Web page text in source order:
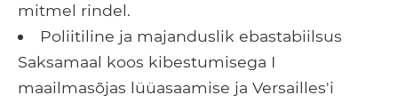
mitmel rindel.
Poliitiline ja majanduslik ebastabiilsus
Saksamaal koos kibestumisega I
maailmasõjas lüüasaamise ja Versailles'i